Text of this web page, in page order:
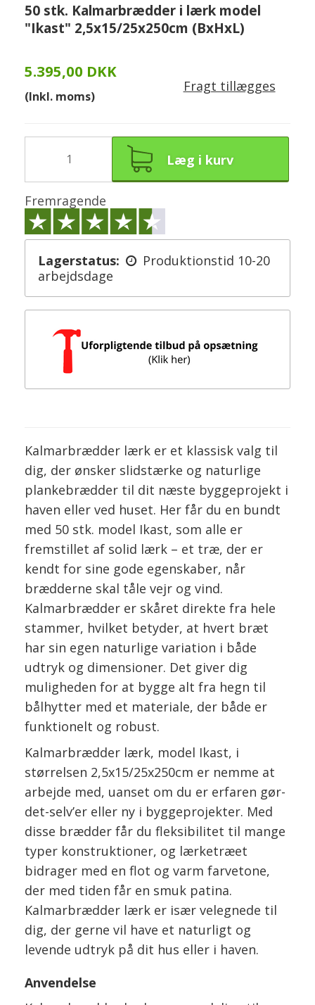
50 stk. Kalmarbrædder i lærk model
"Ikast" 2,5x15/25x250cm (BxHxL)
5.395,00 DKK
(Inkl. moms)
Fragt tillægges
Læg i kurv
Fremragende
Lagerstatus:
Produktionstid 10-20
arbejdsdage
Kalmarbrædder lærk er et klassisk valg til
dig, der ønsker slidstærke og naturlige
plankebrædder til dit næste byggeprojekt i
haven eller ved huset. Her får du en bundt
med 50 stk. model Ikast, som alle er
fremstillet af solid lærk – et træ, der er
kendt for sine gode egenskaber, når
brædderne skal tåle vejr og vind.
Kalmarbrædder er skåret direkte fra hele
stammer, hvilket betyder, at hvert bræt
har sin egen naturlige variation i både
udtryk og dimensioner. Det giver dig
muligheden for at bygge alt fra hegn til
bålhytter med et materiale, der både er
funktionelt og robust.
Kalmarbrædder lærk, model Ikast, i
størrelsen 2,5x15/25x250cm er nemme at
arbejde med, uanset om du er erfaren gør-
det-selv’er eller ny i byggeprojekter. Med
disse brædder får du fleksibilitet til mange
typer konstruktioner, og lærketræet
bidrager med en flot og varm farvetone,
der med tiden får en smuk patina.
Kalmarbrædder lærk er især velegnede til
dig, der gerne vil have et naturligt og
levende udtryk på dit hus eller i haven.
Anvendelse